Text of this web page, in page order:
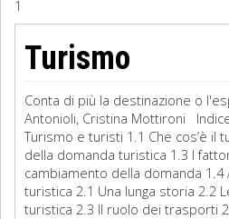
Filosofia
Storia
Matematica
Diritto
1
Turismo
Conta di più la destinazione o
Antonioli, Cristina Mottironi
Turismo e turisti 1.1 Che cos’è il
della domanda turistica 1.3 I
cambiamento della domanda
turistica 2.1 Una lunga storia 2.2
turistica 2.3 Il ruolo dei trasporti